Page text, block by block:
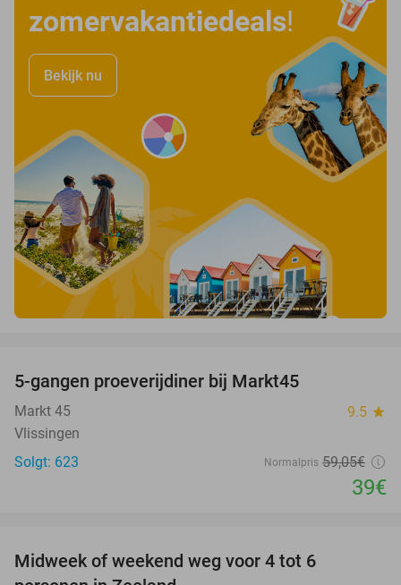
zomervakantiedeals!
Bekijk nu
5-gangen proeverijdiner bij Markt45
Markt 45 9.5 star
Vlissingen
Solgt: 623
Normalpris 59,05€
39€
Midweek of weekend weg voor 4 tot 6